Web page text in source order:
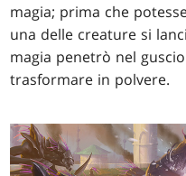
magia; prima che
una delle creature si
magia penetrò nel
trasformare in polvere.